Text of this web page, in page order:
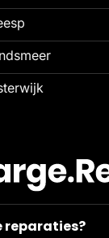
reparaties?